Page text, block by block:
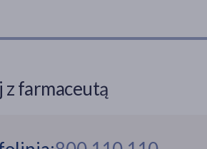
z farmaceutą